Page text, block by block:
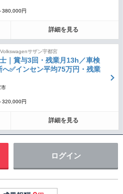
380,000円
詳細を見る
サザン宇都宮
｜賞与3回・残業月13h／車検
✅インセン平均75万円・残業
市
320,000円
詳細を見る
ログイン